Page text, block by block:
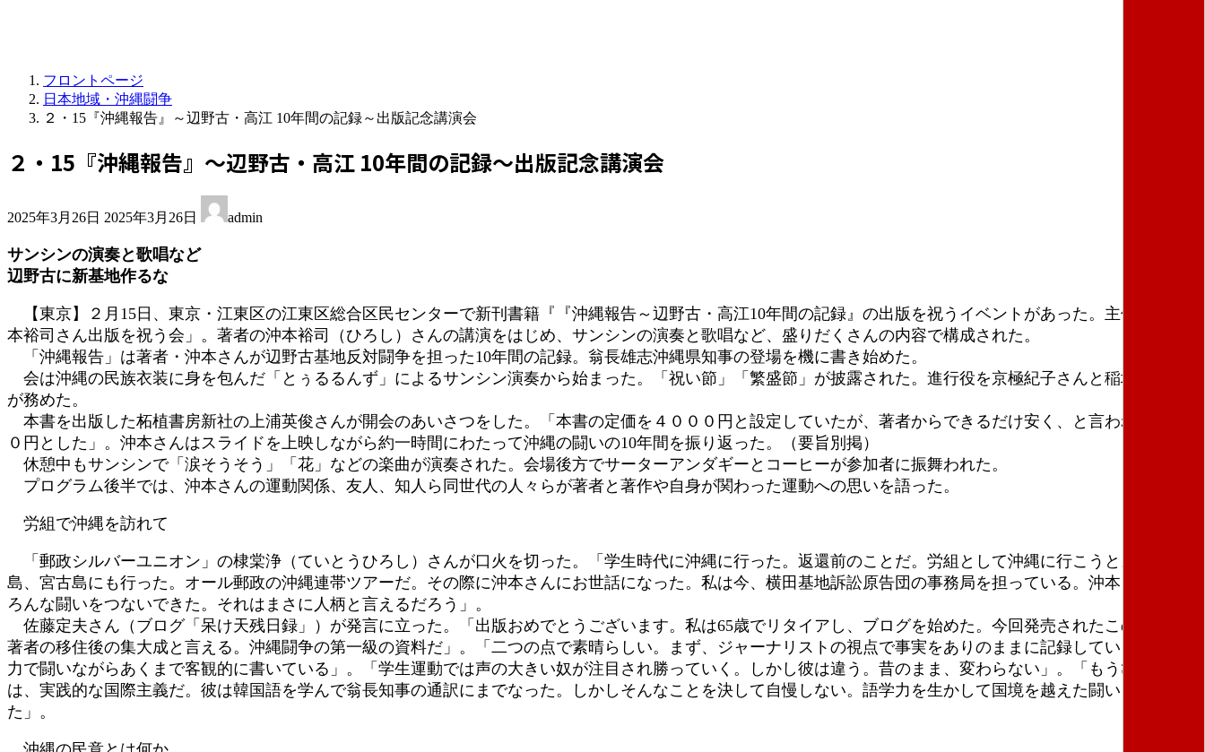
フロントページ
日本地域・沖縄闘争
２・15『沖縄報告』～辺野古・高江 10年間の記録～出版記念講演会
２・15『沖縄報告』～辺野古・高江 10年間の記録～出版記念講演会
2025年3月26日 終
新
日
2025年3月26日 admin
サンシンの演奏と歌唱など
辺野古に新基地作るな
【東京】２月15日、東京・江東区の江東区総合区民センターで新刊書籍『『沖縄報告～辺野古・高江10年間の記録』の出版を祝うイベントがあった。主催は「沖
本裕司さん出版を祝う会」。著者の沖本裕司（ひろし）さんの講演をはじめ、サンシンの演奏と歌唱など、盛りだくさんの内容で構成された。
「沖縄報告」は著者・沖本さんが辺野古基地反対闘争を担った10年間の記録。翁長雄志沖縄県知事の登場を機に書き始めた。
会は沖縄の民族衣装に身を包んだ「とぅるるんず」によるサンシン演奏から始まった。「祝い節」「繁盛節」が披露された。進行役を京極紀子さんと稲垣豊さん
が務めた。
本書を出版した柘植書房新社の上浦英俊さんが開会のあいさつをした。「本書の定価を４０００円と設定していたが、著者からできるだけ安く、と言われ３００
０円とした」。沖本さんはスライドを上映しながら約一時間にわたって沖縄の闘いの10年間を振り返った。（要旨別掲）
休憩中もサンシンで「涙そうそう」「花」などの楽曲が演奏された。会場後方でサーターアンダギーとコーヒーが参加者に振舞われた。
プログラム後半では、沖本さんの運動関係、友人、知人ら同世代の人々らが著者と著作や自身が関わった運動への思いを語った。
労組で沖縄を訪れて
「郵政シルバーユニオン」の棣棠浄（ていとうひろし）さんが口火を切った。「学生時代に沖縄に行った。返還前のことだ。労組として沖縄に行こうと。石垣
島、宮古島にも行った。オール郵政の沖縄連帯ツアーだ。その際に沖本さんにお世話になった。私は今、横田基地訴訟原告団の事務局を担っている。沖本さんはい
ろんな闘いをつないできた。それはまさに人柄と言えるだろう」。
佐藤定夫さん（ブログ「呆け天残日録」）が発言に立った。「出版おめでとうございます。私は65歳でリタイアし、ブログを始めた。今回発売されたこの本は、
著者の移住後の集大成と言える。沖縄闘争の第一級の資料だ」。「二つの点で素晴らしい。まず、ジャーナリストの視点で事実をありのままに記録している。非暴
力で闘いながらあくまで客観的に書いている」。「学生運動では声の大きい奴が注目され勝っていく。しかし彼は違う。昔のまま、変わらない」。「もうひとつ
は、実践的な国際主義だ。彼は韓国語を学んで翁長知事の通訳にまでなった。しかしそんなことを決して自慢しない。語学力を生かして国境を越えた闘いを実践し
た」。